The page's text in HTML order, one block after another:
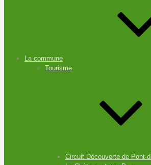
La commune
Tourisme
Circuit Découverte de Pont-